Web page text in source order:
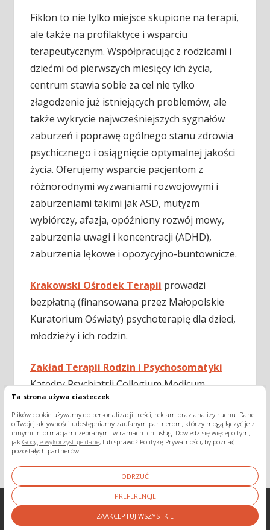
Ta strona używa ciasteczek
Plików cookie używamy do personalizacji treści, reklam oraz analizy ruchu. Dane
o Twojej aktywności udostępniamy zaufanym partnerom, którzy mogą łączyć je z
innymi informacjami zebranymi w ramach ich usług. Dowiedz się więcej o tym,
jak Google wykorzystuje dane, lub sprawdź Politykę Prywatności, by poznać
pozostałych partnerów.
ODRZUĆ
PREFERENCJE
ZAAKCEPTUJ WSZYSTKIE
Fiklon to nie tylko miejsce skupione na terapii,
ale także na profilaktyce i wsparciu
terapeutycznym. Współpracując z rodzicami i
dziećmi od pierwszych miesięcy ich życia,
centrum stawia sobie za cel nie tylko
złagodzenie już istniejących problemów, ale
także wykrycie najwcześniejszych sygnałów
zaburzeń i poprawę ogólnego stanu zdrowia
psychicznego i osiągnięcie optymalnej jakości
życia. Oferujemy wsparcie pacjentom z
różnorodnymi wyzwaniami rozwojowymi i
zaburzeniami takimi jak ASD, mutyzm
wybiórczy, afazja, opóźniony rozwój mowy,
zaburzenia uwagi i koncentracji (ADHD),
zaburzenia lękowe i opozycyjno-buntownicze.
Krakowski Ośrodek Terapii prowadzi
bezpłatną (finansowana przez Małopolskie
Kuratorium Oświaty) psychoterapię dla dzieci,
młodzieży i ich rodzin.
Zakład Terapii Rodzin i Psychosomatyki
Katedry Psychiatrii Collegium Medicum
Uniwersytetu Jagiellońskiego prowadzi
refundowaną przez NFZ psychoterapię dla par
i rodzin.
WordPress Theme: Tortuga by ThemeZee.